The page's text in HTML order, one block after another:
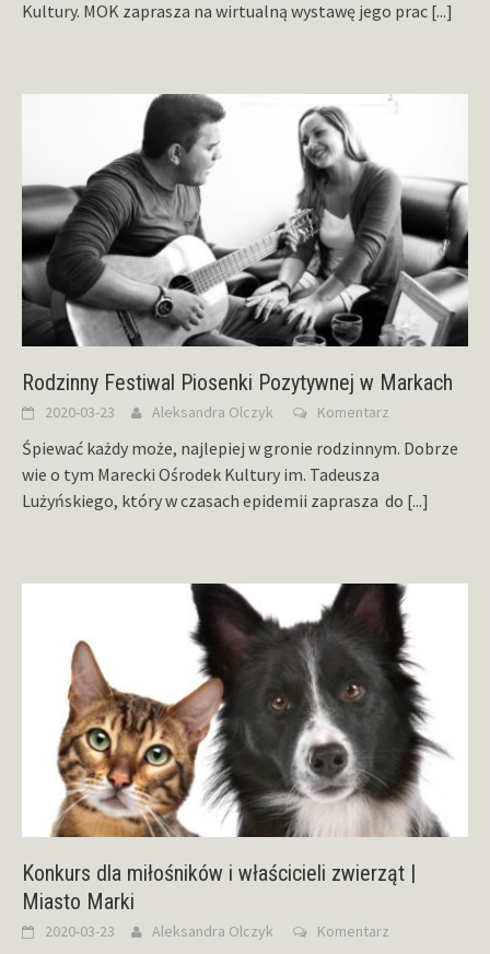
Kultury. MOK zaprasza na wirtualną wystawę jego prac [...]
Rodzinny Festiwal Piosenki Pozytywnej w Markach
2020-03-23 Aleksandra Olczyk Komentarz
Śpiewać każdy może, najlepiej w gronie rodzinnym. Dobrze
wie o tym Marecki Ośrodek Kultury im. Tadeusza
Lużyńskiego, który w czasach epidemii zaprasza do [...]
Konkurs dla miłośników i właścicieli zwierząt |
Miasto Marki
2020-03-23 Aleksandra Olczyk Komentarz